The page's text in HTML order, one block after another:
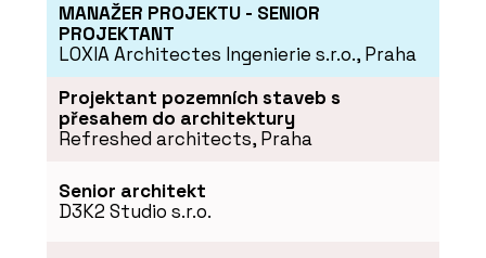
MANAŽER PROJEKTU - SENIOR
PROJEKTANT
LOXIA Architectes Ingenierie s.r.o., Praha
Projektant pozemních staveb s
přesahem do architektury
Refreshed architects, Praha
Senior architekt
D3K2 Studio s.r.o.